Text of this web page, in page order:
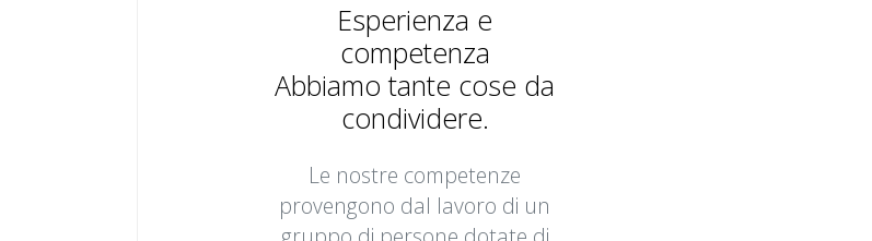
Esperienza e
competenza
Abbiamo tante cose da
condividere.
Le nostre competenze
provengono dal lavoro di un